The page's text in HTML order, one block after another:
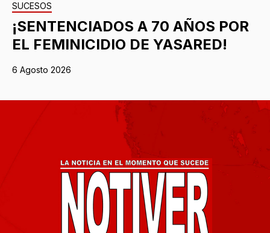
SUCESOS
¡SENTENCIADOS A 70 AÑOS POR
EL FEMINICIDIO DE YASARED!
6 Agosto 2026